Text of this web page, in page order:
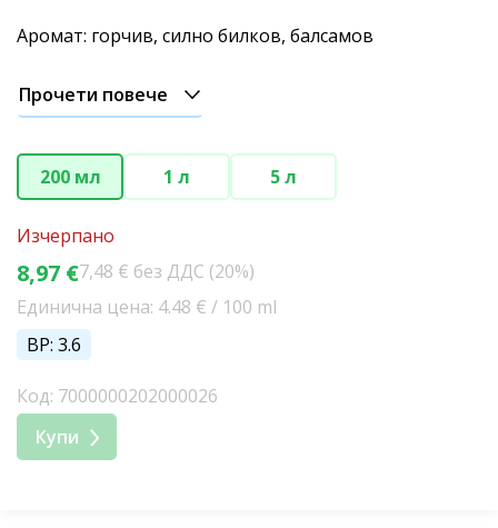
Аромат: горчив, силно билков, балсамов
Прочети повече
200 мл 1 л 5 л
Изчерпано
8,97 €7,48 € без ДДС (20%)
Единична цена: 4.48 € / 100 ml
BP: 3.6
Код: 7000000202000026
Купи